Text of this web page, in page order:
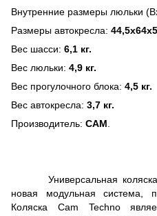
Внутренние размеры люльки
Размеры автокресла:
Вес шасси: 6,1 кг.
Вес люльки: 4,9 кг.
Вес прогулочного блока: 4,5 кг.
Вес автокресла: 3,7 кг.
Производитель: CAM
Универсальная
новая модульная система,
Коляска Cam Techno